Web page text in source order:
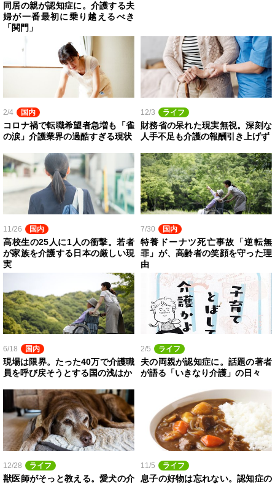
同居の親が認知症に。介護する夫
婦が一番最初に乗り越えるべき
「関門」
2/4 国内
コロナ禍で転職希望者急増も「雀
の涙」介護業界の過酷すぎる現状
12/3 ライフ
財務省の呆れた現実無視。深刻な
人手不足も介護の報酬引き上げず
11/26 国内
高校生の25人に1人の衝撃。若者
が家族を介護する日本の厳しい現
実
7/30 国内
特養ドーナツ死亡事故「逆転無
罪」が、高齢者の笑顔を守った理
由
6/18 国内
現場は限界。たった40万で介護職
員を呼び戻そうとする国の浅はか
2/5 ライフ
夫の両親が認知症に。話題の著者
が語る「いきなり介護」の日々
12/28 ライフ
獣医師がそっと教える。愛犬の介
11/5 ライフ
息子の好物は忘れない。認知症の